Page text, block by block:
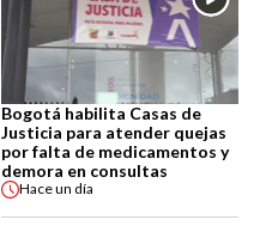
Bogotá habilita Casas de
Justicia para atender quejas
por falta de medicamentos y
demora en consultas
Haceun día